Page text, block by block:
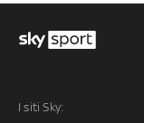
I siti Sky: